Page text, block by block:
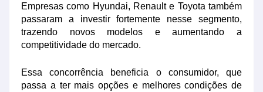
Empresas como Hyundai, Renault e Toyota também
passaram a investir fortemente nesse segmento,
trazendo novos modelos e aumentando a
competitividade do mercado.
Essa concorrência beneficia o consumidor, que
passa a ter mais opções e melhores condições de